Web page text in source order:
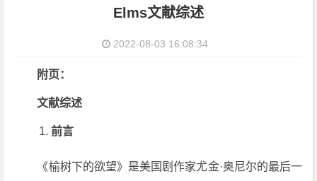
Elms文献综述
2022-08-03 16:08:34
附页：
文献综述
前言
《榆树下的欲望》是美国剧作家尤金·奥尼尔的最后一